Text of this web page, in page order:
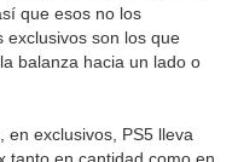
que esos no los
exclusivos son los que
balanza hacia un lado o
en exclusivos, PS5 lleva
tanto en cantidad como en